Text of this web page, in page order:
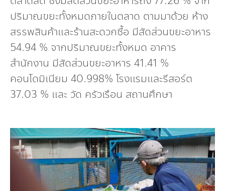
ปริมาณขยะทั้งหมดภายในตลาด ตามมาด้วย ห้าง
สรรพสินค้าและร้านสะดวกซื้อ มีสัดส่วนขยะอาหาร
54.94 % จากปริมาณขยะทั้งหมด อาคาร
สำนักงาน มีสัดส่วนขยะอาหาร 41.41 %
คอนโดมิเนียม 40.998% โรงแรมและรีสอร์ต
37.03 % และ วัด ครัวเรือน สถานศึกษา